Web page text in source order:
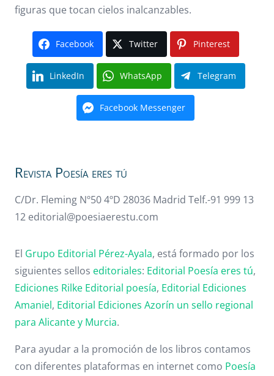
figuras que tocan cielos inalcanzables.
Facebook Twitter Pinterest
LinkedIn WhatsApp Telegram
Facebook Messenger
Revista Poesía eres tú
C/Dr. Fleming Nº50 4ºD 28036 Madrid Telf.-91 999 13
12 editorial@poesiaerestu.com
El Grupo Editorial Pérez-Ayala, está formado por los
siguientes sellos editoriales: Editorial Poesía eres tú,
Ediciones Rilke Editorial poesía, Editorial Ediciones
Amaniel, Editorial Ediciones Azorín un sello regional
para Alicante y Murcia.
Para ayudar a la promoción de los libros contamos
con diferentes plataformas en internet como Poesía